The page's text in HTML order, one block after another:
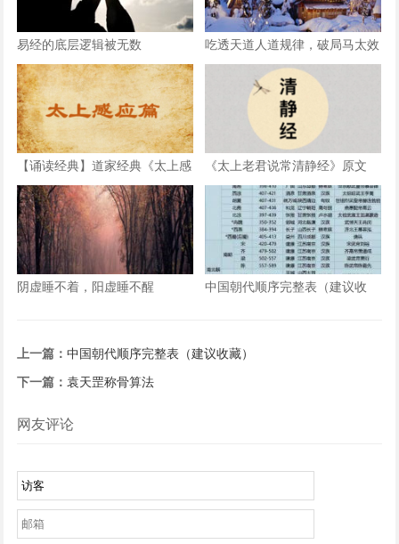
易经的底层逻辑被无数
吃透天道人道规律，破局马太效
应越活越顺
【诵读经典】道家经典《太上感
应篇》拼注音诵读版（含示
范），快快收藏了~
《太上老君说常清静经》原文
+译文
阴虚睡不着，阳虚睡不醒
中国朝代顺序完整表（建议收
上一篇：中国朝代顺序完整表（建议收藏）
下一篇： 袁天罡称骨算法
网友评论